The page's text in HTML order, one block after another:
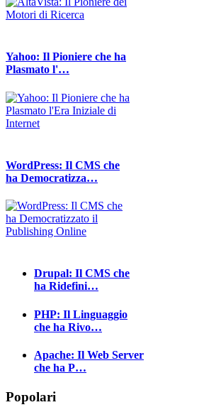
Yahoo: Il Pioniere che ha
Plasmato l'…
WordPress: Il CMS che
ha Democratizza…
Drupal: Il CMS che
ha Ridefini…
PHP: Il Linguaggio
che ha Rivo…
Apache: Il Web Server
che ha P…
Popolari